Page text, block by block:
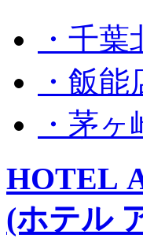
・千葉
・飯能
・茅ヶ
HOTEL
(ホテル